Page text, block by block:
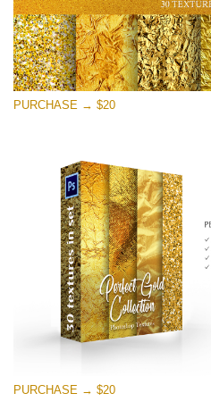
(1783 Overlays)
Large 6000*4000px
Free
PURCHASE → $20
PURCHASE → $20